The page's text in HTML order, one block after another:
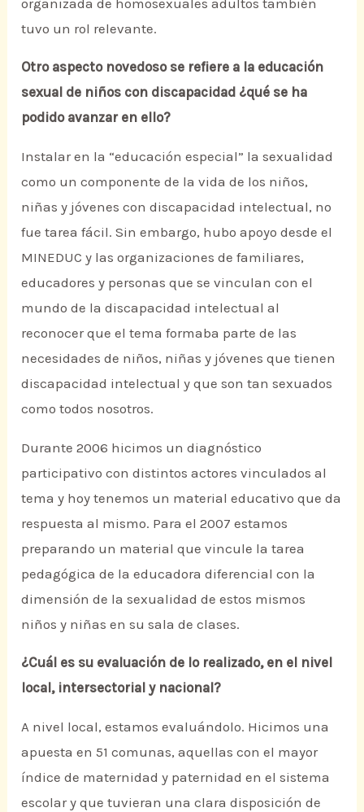
tuvo un rol relevante.
Otro aspecto novedoso se refiere a la educación
sexual de niños con discapacidad ¿qué se ha
podido avanzar en ello?
Instalar en la “educación especial” la sexualidad
como un componente de la vida de los niños,
niñas y jóvenes con discapacidad intelectual, no
fue tarea fácil. Sin embargo, hubo apoyo desde el
MINEDUC y las organizaciones de familiares,
educadores y personas que se vinculan con el
mundo de la discapacidad intelectual al
reconocer que el tema formaba parte de las
necesidades de niños, niñas y jóvenes que tienen
discapacidad intelectual y que son tan sexuados
como todos nosotros.
Durante 2006 hicimos un diagnóstico
participativo con distintos actores vinculados al
tema y hoy tenemos un material educativo que da
respuesta al mismo. Para el 2007 estamos
preparando un material que vincule la tarea
pedagógica de la educadora diferencial con la
dimensión de la sexualidad de estos mismos
niños y niñas en su sala de clases.
¿Cuál es su evaluación de lo realizado, en el nivel
local, intersectorial y nacional?
A nivel local, estamos evaluándolo. Hicimos una
apuesta en 51 comunas, aquellas con el mayor
índice de maternidad y paternidad en el sistema
escolar y que tuvieran una clara disposición de